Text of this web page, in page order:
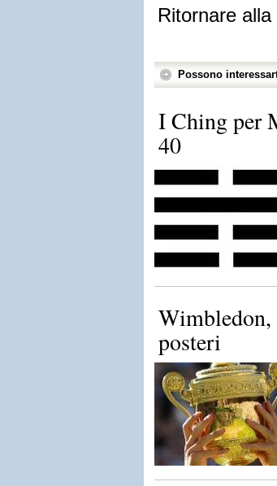
Ritornare
Possono
I Ching per
40
Wimbledon,
posteri